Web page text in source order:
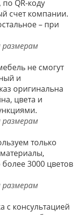
QR-коду
счет компании.
– при
не смогут
и
оригинальна
цвета и
только
3000 цветов
с консультацией